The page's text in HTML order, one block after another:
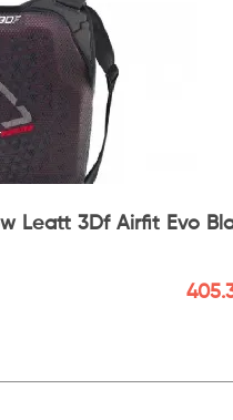
Leatt 3Df Airfit Evo